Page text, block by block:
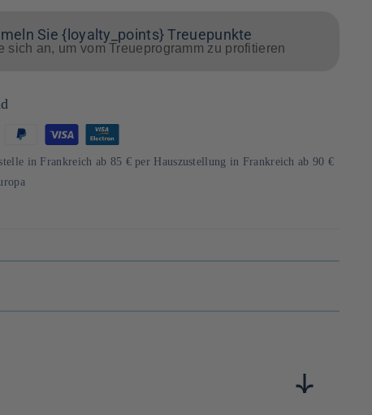
Sie {loyalty_points} Treuepunkte
sich an, um vom Treueprogramm zu profitieren
in Frankreich ab 85 € per Hauszustellung in Frankreich ab 90 €